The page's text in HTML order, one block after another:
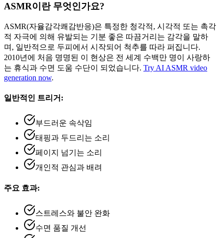
ASMR이란 무엇인가요?
ASMR(자율감각쾌감반응)은 특정한 청각적, 시각적 또는 촉각
적 자극에 의해 유발되는 기분 좋은 따끔거리는 감각을 말하
며, 일반적으로 두피에서 시작되어 척추를 따라 퍼집니다.
2010년에 처음 명명된 이 현상은 전 세계 수백만 명이 사랑하
는 휴식과 수면 도움 수단이 되었습니다. Try AI ASMR video
generation now.
일반적인 트리거:
부드러운 속삭임
태핑과 두드리는 소리
페이지 넘기는 소리
개인적 관심과 배려
주요 효과:
스트레스와 불안 완화
수면 품질 개선